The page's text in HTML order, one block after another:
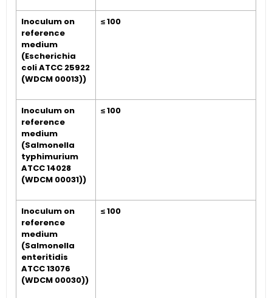
Inoculum on
reference
medium
(Escherichia
coli ATCC 25922
(WDCM 00013))
≤ 100
Inoculum on
reference
medium
(Salmonella
typhimurium
ATCC 14028
(WDCM 00031))
≤ 100
Inoculum on
reference
medium
(Salmonella
enteritidis
ATCC 13076
(WDCM 00030))
≤ 100